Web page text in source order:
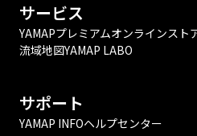
サービス
YAMAPプレミアムオンラインスト
流域地図YAMAP LABO
サポート
YAMAP INFOヘルプセンター